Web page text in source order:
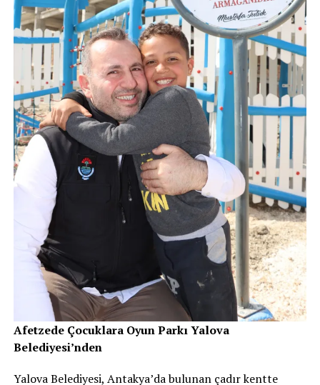
Afetzede Çocuklara Oyun Parkı Yalova
Belediyesi’nden
Yalova Belediyesi, Antakya’da bulunan çadır kentte